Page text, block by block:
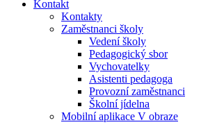
Kontakt
Kontakty
Zaměstnanci školy
Vedení školy
Pedagogický sbor
Vychovatelky
Asistenti pedagoga
Provozní zaměstnanci
Školní jídelna
Mobilní aplikace V obraze